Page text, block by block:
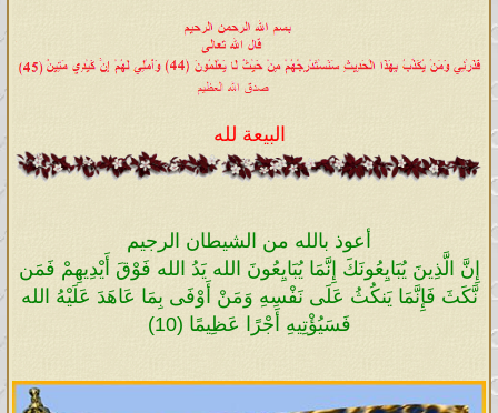
البيعة لله
أعوذ بالله من الشيطان الرجيم
إِنَّ الَّذِينَ يُبَايِعُونَكَ إِنَّمَا يُبَايِعُونَ الله يَدُ الله فَوْقَ أَيْدِيهِمْ فَمَن
نَّكَثَ فَإِنَّمَا يَنكُثُ عَلَى نَفْسِهِ وَمَنْ أَوْفَى بِمَا عَاهَدَ عَلَيْهُ الله
فَسَيُؤْتِيهِ أَجْرًا عَظِيمًا (10)